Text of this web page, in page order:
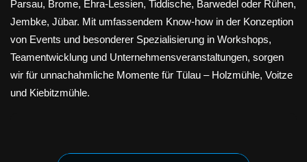
Parsau, Brome, Ehra-Lessien, Tiddische, Barwedel oder Rühen,
Jembke, Jübar. Mit umfassendem Know-how in der Konzeption
von Events und besonderer Spezialisierung in Workshops,
Teamentwicklung und Unternehmensveranstaltungen, sorgen
wir für unnachahmliche Momente für Tülau – Holzmühle, Voitze
und Kiebitzmühle.